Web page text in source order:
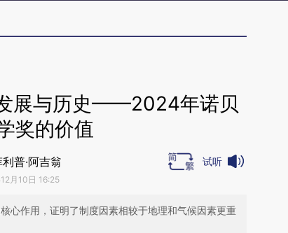
展与历史——2024年诺贝
奖的价值
普·阿吉翁
月10日 16:25
试听
心作用，证明了制度因素相较于地理和气候因素更重